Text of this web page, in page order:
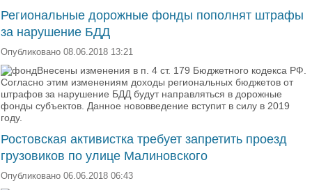
Региональные дорожные фонды пополнят штрафы
за нарушение БДД
Опубликовано 08.06.2018 13:21
Внесены изменения в п. 4 ст. 179 Бюджетного кодекса РФ.
Согласно этим изменениям доходы региональных бюджетов от
штрафов за нарушение БДД будут направляться в дорожные
фонды субъектов. Данное нововведение вступит в силу в 2019
году.
Ростовская активистка требует запретить проезд
грузовиков по улице Малиновского
Опубликовано 06.06.2018 06:43